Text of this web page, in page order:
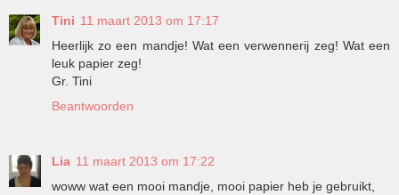
Tini 11 maart 2013 om 17:17
Heerlijk zo een mandje! Wat een verwennerij zeg! Wat een
leuk papier zeg!
Gr. Tini
Beantwoorden
Lia 11 maart 2013 om 17:22
woww wat een mooi mandje, mooi papier heb je gebruikt,